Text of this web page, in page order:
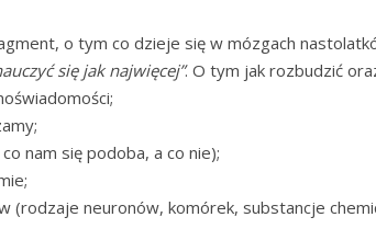
o tym co dzieje się w mózgach
się jak najwięcej”. O tym jak rozbudzić
nam się podoba, a co nie);
neuronów, komórek, substancje